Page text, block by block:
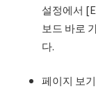
설정에서
보드 바로
다.
페이지 보